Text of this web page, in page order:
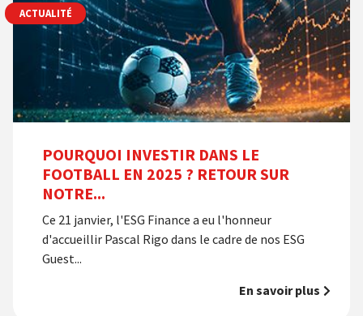
POURQUOI INVESTIR DANS LE
FOOTBALL EN 2025 ? RETOUR SUR
NOTRE...
Ce 21 janvier, l'ESG Finance a eu l'honneur
d'accueillir Pascal Rigo dans le cadre de nos ESG
Guest...
En savoir plus
ACTUALITÉ